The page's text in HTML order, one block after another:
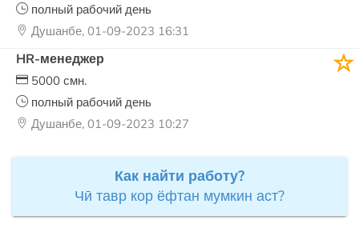
полный рабочий день
Душанбе, 01-09-2023 16:31
HR-менеджер
5000 смн.
полный рабочий день
Душанбе, 01-09-2023 10:27
Как найти работу?
Чӣ тавр кор ёфтан мумкин аст?